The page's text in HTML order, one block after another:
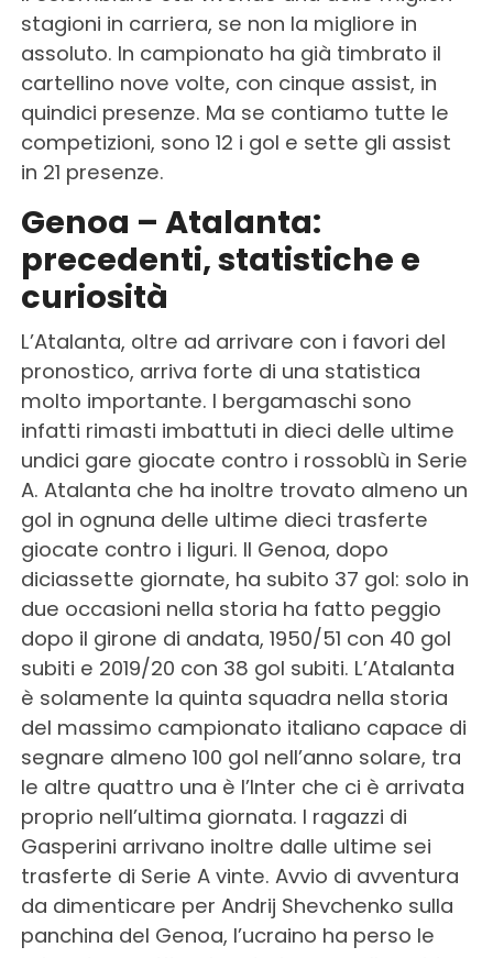
stagioni in carriera, se non la migliore in
assoluto. In campionato ha già timbrato il
cartellino nove volte, con cinque assist, in
quindici presenze. Ma se contiamo tutte le
competizioni, sono 12 i gol e sette gli assist
in 21 presenze.
Genoa – Atalanta:
precedenti, statistiche e
curiosità
L’Atalanta, oltre ad arrivare con i favori del
pronostico, arriva forte di una statistica
molto importante. I bergamaschi sono
infatti rimasti imbattuti in dieci delle ultime
undici gare giocate contro i rossoblù in Serie
A. Atalanta che ha inoltre trovato almeno un
gol in ognuna delle ultime dieci trasferte
giocate contro i liguri. Il Genoa, dopo
diciassette giornate, ha subito 37 gol: solo in
due occasioni nella storia ha fatto peggio
dopo il girone di andata, 1950/51 con 40 gol
subiti e 2019/20 con 38 gol subiti. L’Atalanta
è solamente la quinta squadra nella storia
del massimo campionato italiano capace di
segnare almeno 100 gol nell’anno solare, tra
le altre quattro una è l’Inter che ci è arrivata
proprio nell’ultima giornata. I ragazzi di
Gasperini arrivano inoltre dalle ultime sei
trasferte di Serie A vinte. Avvio di avventura
da dimenticare per Andrij Shevchenko sulla
panchina del Genoa, l’ucraino ha perso le